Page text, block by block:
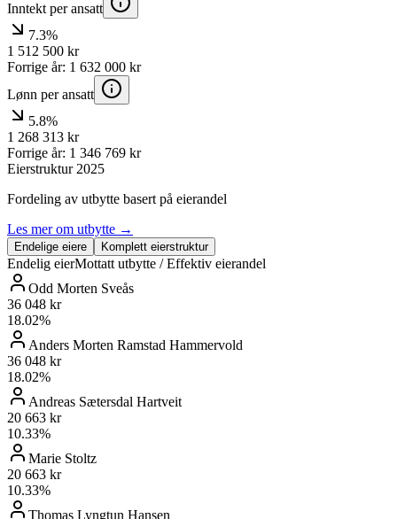
Inntekt per ansatt
7.3%
1 512 500 kr
Forrige år: 1 632 000 kr
Lønn per ansatt
5.8%
1 268 313 kr
Forrige år: 1 346 769 kr
Eierstruktur 2025
Fordeling av utbytte basert på eierandel
Les mer om utbytte →
Endelige eiere Komplett eierstruktur
Endelig eierMottatt utbytte / Effektiv eierandel
Odd Morten Sveås
36 048 kr
18.02%
Anders Morten Ramstad Hammervold
36 048 kr
18.02%
Andreas Sætersdal Hartveit
20 663 kr
10.33%
Marie Stoltz
20 663 kr
10.33%
Thomas Lyngtun Hansen